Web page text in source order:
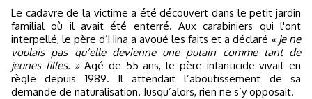
Le cadavre de la victime a été découvert dans le petit jardin
familial où il avait été enterré. Aux carabiniers qui l'ont
interpellé, le père d’Hina a avoué les faits et a déclaré « je ne
voulais pas qu’elle devienne une putain comme tant de
jeunes filles. »Agé de 55 ans, le père infanticide vivait en
règle depuis 1989. Il attendait l’aboutissement de sa
demande de naturalisation. Jusqu’alors, rien ne s’y opposait.